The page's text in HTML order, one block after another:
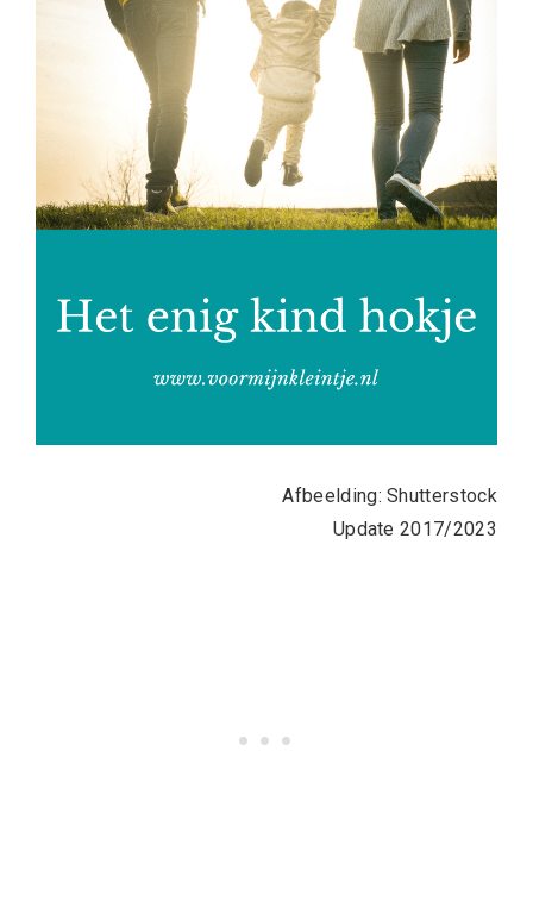
Afbeelding: Shutterstock
Update 2017/2023